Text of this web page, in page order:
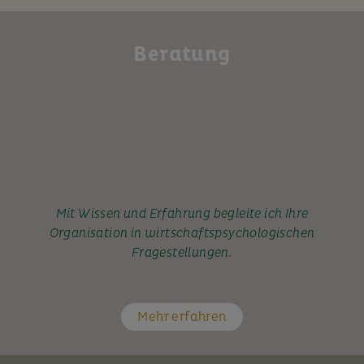
Beratung
Mit Wissen und Erfahrung begleite ich Ihre
Organisation in wirtschaftspsychologischen
Fragestellungen.
Mehr erfahren